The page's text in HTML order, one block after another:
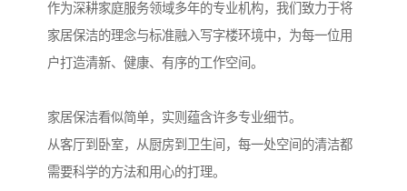
作为深耕家庭服务领域多年的专业机构，我们致力于将
家居保洁的理念与标准融入写字楼环境中，为每一位用
户打造清新、健康、有序的工作空间。
家居保洁看似简单，实则蕴含许多专业细节。
从客厅到卧室，从厨房到卫生间，每一处空间的清洁都
需要科学的方法和用心的打理。